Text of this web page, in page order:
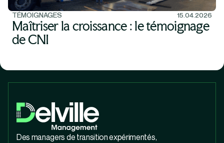
TÉMOIGNAGES 15.04.2026
Maîtriser la croissance : le témoignage
de CNI
Des managers de transition expérimentés,